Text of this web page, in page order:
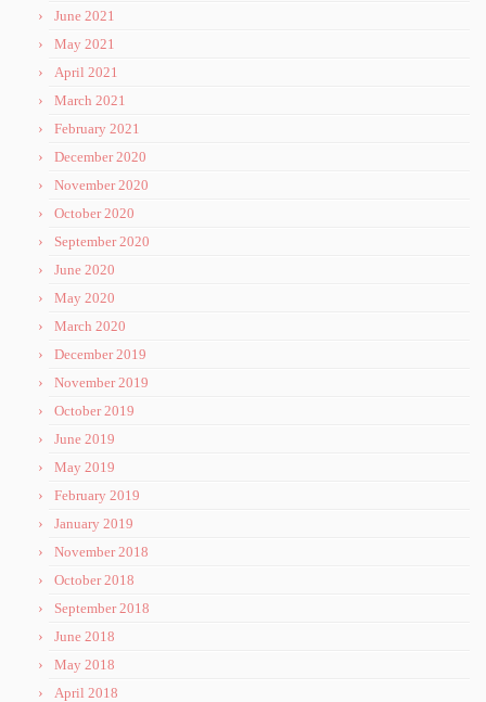
June 2021
May 2021
April 2021
March 2021
February 2021
December 2020
November 2020
October 2020
September 2020
June 2020
May 2020
March 2020
December 2019
November 2019
October 2019
June 2019
May 2019
February 2019
January 2019
November 2018
October 2018
September 2018
June 2018
May 2018
April 2018